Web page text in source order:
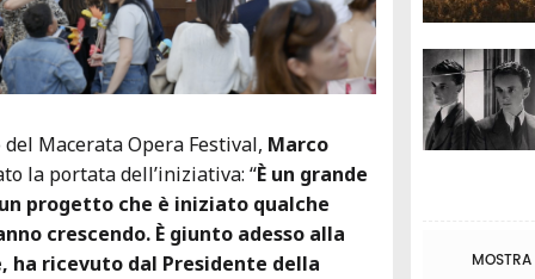
Macerata Opera Festival, Marco
la portata dell’iniziativa: “È un grande
progetto che è iniziato qualche
crescendo. È giunto adesso alla
ha ricevuto dal Presidente della